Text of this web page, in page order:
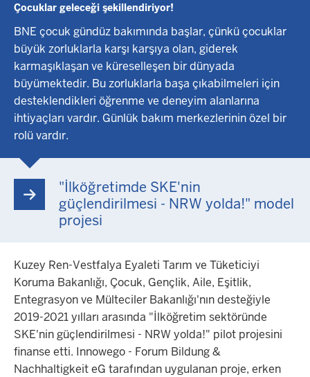
Çocuklar geleceği şekillendiriyor!
BNE çocuk gündüz bakımında başlar, çünkü çocuklar
büyük zorluklarla karşı karşıya olan, giderek
karmaşıklaşan ve küreselleşen bir dünyada
büyümektedir. Bu zorluklarla başa çıkabilmeleri için
desteklendikleri öğrenme ve deneyim alanlarına
ihtiyaçları vardır. Günlük bakım merkezlerinin özel bir
rolü vardır.
"İlköğretimde SKE'nin
güçlendirilmesi - NRW yolda!" model
projesi
Kuzey Ren-Vestfalya Eyaleti Tarım ve Tüketiciyi
Koruma Bakanlığı, Çocuk, Gençlik, Aile, Eşitlik,
Entegrasyon ve Mülteciler Bakanlığı'nın desteğiyle
2019-2021 yılları arasında "İlköğretim sektöründe
SKE'nin güçlendirilmesi - NRW yolda!" pilot projesini
finanse etti. Innowego - Forum Bildung &
Nachhaltigkeit eG tarafından uygulanan proje, erken